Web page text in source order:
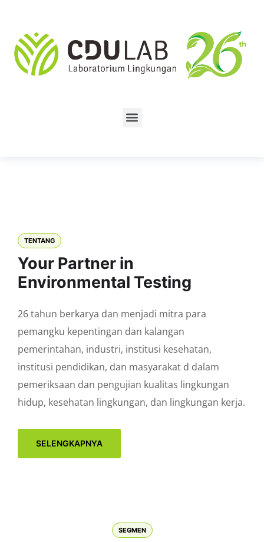
TENTANG
Your Partner in
Environmental Testing
26 tahun berkarya dan menjadi mitra para
pemangku kepentingan dan kalangan
pemerintahan, industri, institusi kesehatan,
institusi pendidikan, dan masyarakat d dalam
pemeriksaan dan pengujian kualitas lingkungan
hidup, kesehatan lingkungan, dan lingkungan kerja.
SELENGKAPNYA
SEGMEN